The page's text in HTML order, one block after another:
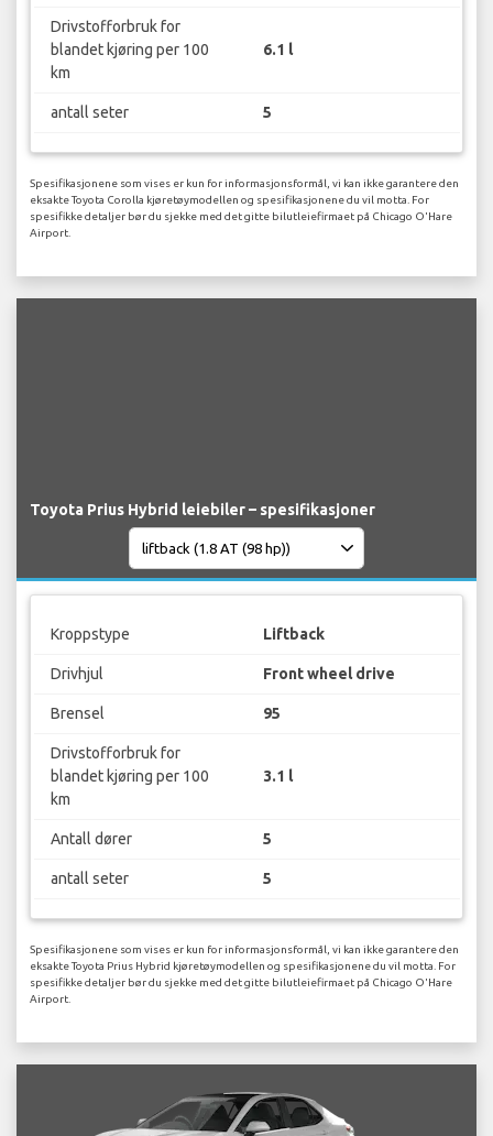
Drivstofforbruk for
blandet kjøring per 100
km
6.1 l
antall seter 5
Spesifikasjonene som vises er kun for informasjonsformål, vi kan ikke garantere den
eksakte Toyota Corolla kjøretøymodellen og spesifikasjonene du vil motta. For
spesifikke detaljer bør du sjekke med det gitte bilutleiefirmaet på Chicago O'Hare
Airport.
Toyota Prius Hybrid leiebiler – spesifikasjoner
Kroppstype Liftback
Drivhjul Front wheel drive
Brensel 95
Drivstofforbruk for
blandet kjøring per 100
km
3.1 l
Antall dører 5
antall seter 5
Spesifikasjonene som vises er kun for informasjonsformål, vi kan ikke garantere den
eksakte Toyota Prius Hybrid kjøretøymodellen og spesifikasjonene du vil motta. For
spesifikke detaljer bør du sjekke med det gitte bilutleiefirmaet på Chicago O'Hare
Airport.